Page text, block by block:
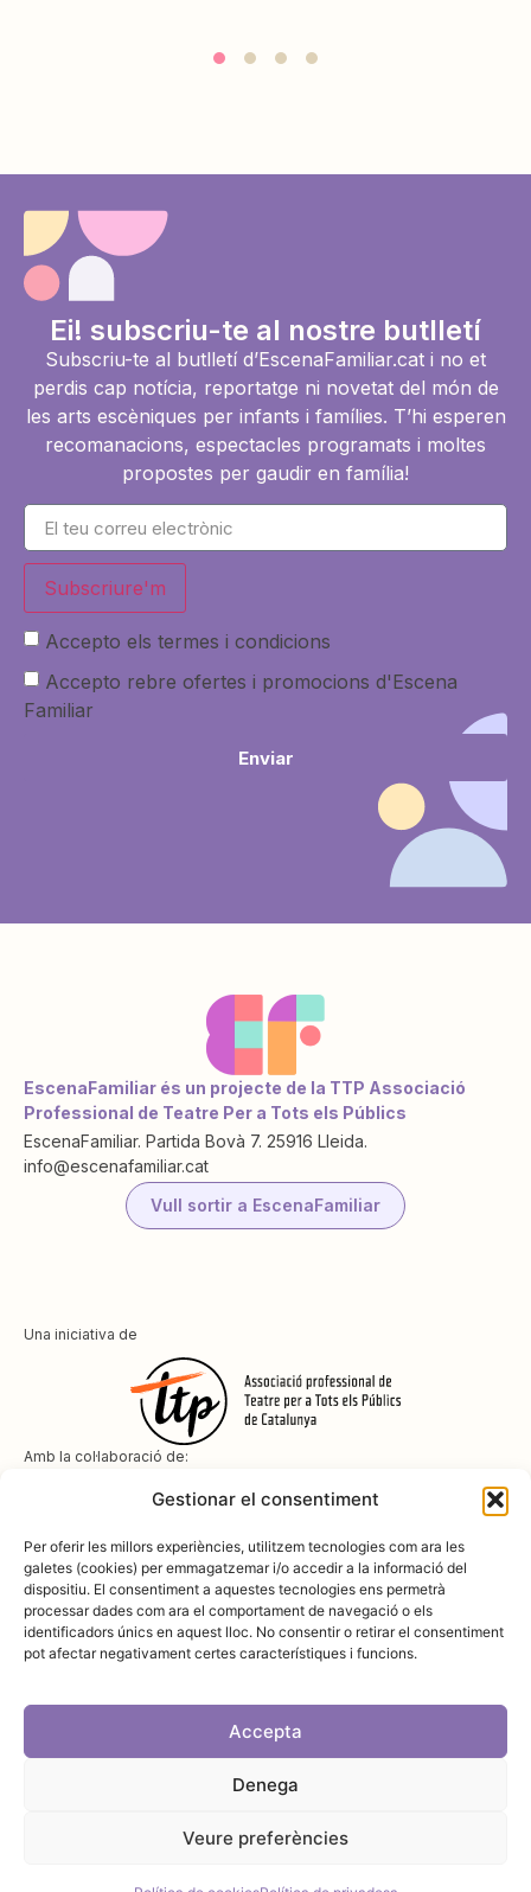
Gestionar el consentiment
Per oferir les millors experiències, utilitzem tecnologies com ara les
galetes (cookies) per emmagatzemar i/o accedir a la informació del
dispositiu. El consentiment a aquestes tecnologies ens permetrà
processar dades com ara el comportament de navegació o els
identificadors únics en aquest lloc. No consentir o retirar el consentiment
pot afectar negativament certes característiques i funcions.
Accepta
Denega
Veure preferències
Ei! subscriu-te al nostre butlletí
Subscriu-te al butlletí d’EscenaFamiliar.cat i no et
perdis cap notícia, reportatge ni novetat del món de
les arts escèniques per infants i famílies. T’hi esperen
recomanacions, espectacles programats i moltes
propostes per gaudir en família!
Subscriure'm
Accepto els termes i condicions
Accepto rebre ofertes i promocions d'Escena
Familiar
Enviar
EscenaFamiliar és un projecte de la TTP Associació
Professional de Teatre Per a Tots els Públics
EscenaFamiliar. Partida Bovà 7. 25916 Lleida.
info@escenafamiliar.cat
Vull sortir a EscenaFamiliar
Una iniciativa de
Amb la col·laboració de:
Amb el suport de
Política de privadesa